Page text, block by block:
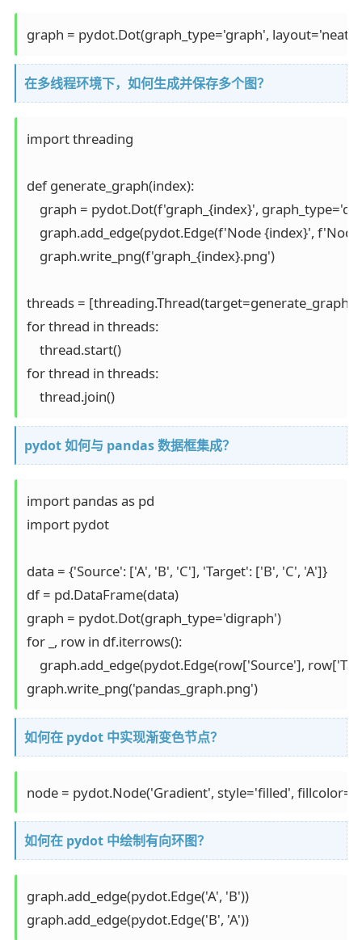
graph = pydot.Dot(graph_type='graph',
在多线程环境下，如何生成并保存多个图？
import threading
def generate_graph(index):
graph = pydot.Dot(f'graph_{index}',
graph.add_edge(pydot.Edge(f'Node {index}', f'Node
    graph.write_png(f'graph_{index}.png')
threads = [threading.Thread(target=generate_graph,
for thread in threads:
    thread.start()
for thread in threads:
    thread.join()
pydot 如何与 pandas 数据框集成？
import pandas as pd
import pydot
data = {'Source': ['A', 'B', 'C'], 'Target': ['B', 'C', 'A']}
df = pd.DataFrame(data)
graph = pydot.Dot(graph_type='digraph')
for _, row in df.iterrows():
graph.add_edge(pydot.Edge(row['Source'],
graph.write_png('pandas_graph.png')
如何在 pydot 中实现渐变色节点？
node = pydot.Node('Gradient', style='filled',
如何在 pydot 中绘制有向环图？
graph.add_edge(pydot.Edge('A', 'B'))
graph.add_edge(pydot.Edge('B', 'A'))